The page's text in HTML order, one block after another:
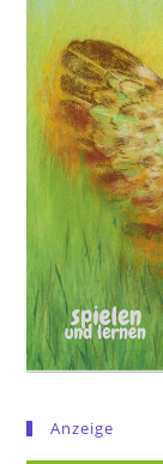
Anzeige